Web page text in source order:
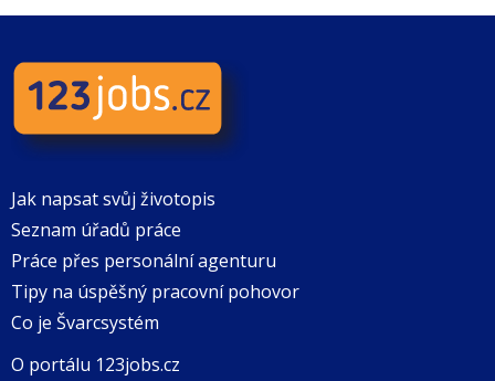
Jak napsat svůj životopis
Seznam úřadů práce
Práce přes personální agenturu
Tipy na úspěšný pracovní pohovor
Co je Švarcsystém
O portálu 123jobs.cz